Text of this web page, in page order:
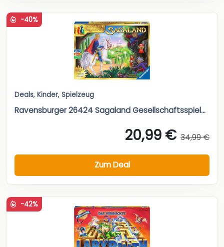
-40%
Deals, Kinder, Spielzeug
Ravensburger 26424 Sagaland Gesellschaftsspiel...
20,99 € 34,99 €
Zum Deal
-42%